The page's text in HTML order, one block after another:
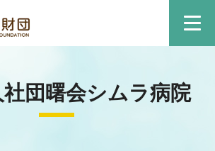
社団曙会シムラ病院